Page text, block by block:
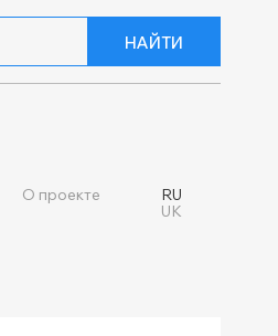
НАЙТИ
О проекте
RU
UK